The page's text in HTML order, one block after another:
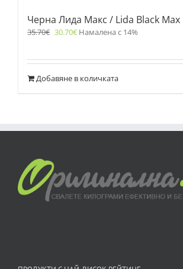
Черна Лида Макс / Lida Black Max
35.70€ 30.70€ Намалена с 14%
Добавяне в количката